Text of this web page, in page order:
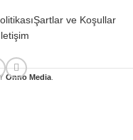
Şartlar ve Koşullar
Onno Media.